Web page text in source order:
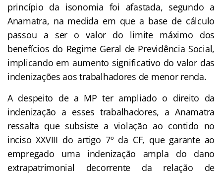
princípio da isonomia foi afastada, segundo a
Anamatra, na medida em que a base de cálculo
passou a ser o valor do limite máximo dos
benefícios do Regime Geral de Previdência Social,
implicando em aumento significativo do valor das
indenizações aos trabalhadores de menor renda.
A despeito de a MP ter ampliado o direito da
indenização a esses trabalhadores, a Anamatra
ressalta que subsiste a violação ao contido no
inciso XXVIII do artigo 7º da CF, que garante ao
empregado uma indenização ampla do dano
extrapatrimonial decorrente da relação de